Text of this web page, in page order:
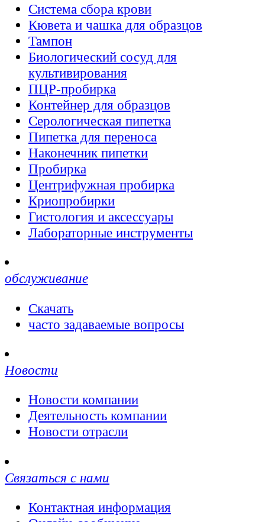
Система сбора крови
Кювета и чашка для образцов
Тампон
Биологический сосуд для
культивирования
ПЦР-пробирка
Контейнер для образцов
Серологическая пипетка
Пипетка для переноса
Наконечник пипетки
Пробирка
Центрифужная пробирка
Криопробирки
Гистология и аксессуары
Лабораторные инструменты
обслуживание
Скачать
часто задаваемые вопросы
Новости
Новости компании
Деятельность компании
Новости отрасли
Связаться с нами
Контактная информация